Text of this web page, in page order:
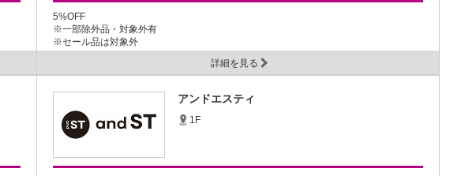
5%OFF
※一部除外品・対象外有
※セール品は対象外
詳細を見る
アンドエスティ
1F